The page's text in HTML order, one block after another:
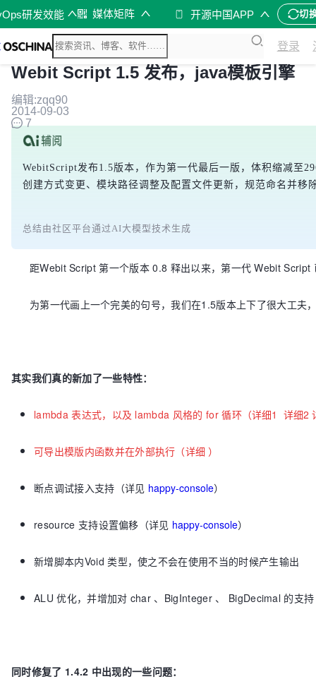
研发效能 媒体矩阵 开源中国APP 切
登录
Webit Script 1.5 发布，java模板引擎
编辑:zqq90
2014-09-03
7
WebitScript发布1.5版本，作为第一代最后一版，体积缩减至
创建方式变更、模块路径调整及配置文件更新，规范命名并
总结由社区平台通过AI大模型技术生成
距Webit Script 第一个版本 0.8 释出以来，第一代 Webit Script
为第一代画上一个完美的句号，我们在1.5版本上下了很大工夫
其实我们真的新加了一些特性：
lambda 表达式，以及 lambda 风格的 for 循环（详细1 详细2
可导出模版内函数并在外部执行（详细 ）
断点调试接入支持（详见 happy-console）
resource 支持设置偏移（详见 happy-console）
新增脚本内Void 类型，使之不会在使用不当的时候产生输出
ALU 优化，并增加对 char 、BigInteger 、 BigDecimal 的支持
同时修复了 1.4.2 中出现的一些问题：